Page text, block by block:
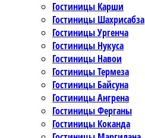
Гостиницы Карши
Гостиницы Шахрисабза
Гостиницы Ургенча
Гостиницы Нукуса
Гостиницы Навои
Гостиницы Термеза
Гостиницы Байсуна
Гостиницы Ангрена
Гостиницы Ферганы
Гостиницы Коканда